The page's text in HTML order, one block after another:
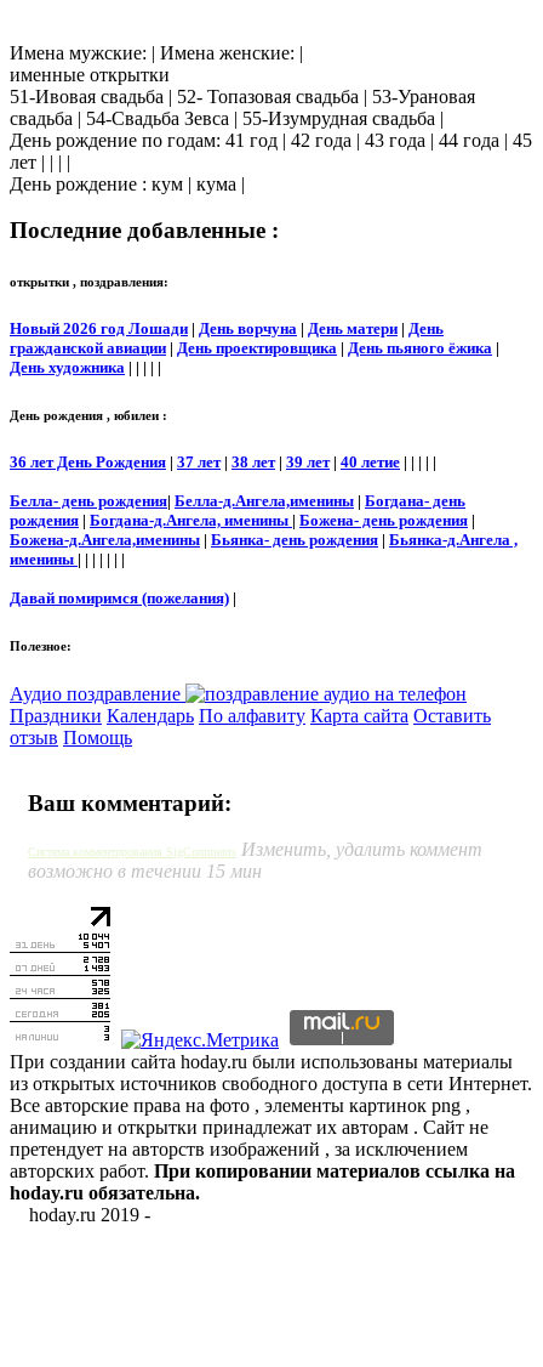
Имена мужские: | Имена женские: |
именные открытки
51-Ивовая свадьба | 52- Топазовая свадьба | 53-Урановая
свадьба | 54-Свадьба Зевса | 55-Изумрудная свадьба |
День рождение по годам: 41 год | 42 года | 43 года | 44 года | 45
лет | | | |
День рождение : кум | кума |
Последние добавленные :
открытки , поздравления:
Новый 2026 год Лошади | День ворчуна | День матери | День
гражданской авиации | День проектировщика | День пьяного ёжика |
День художника | | | | |
День рождения , юбилеи :
36 лет День Рождения | 37 лет| 38 лет| 39 лет| 40 летие | | | | |
Белла- день рождения| Белла-д.Ангела,именины | Богдана- день
рождения | Богдана-д.Ангела, именины | Божена- день рождения |
Божена-д.Ангела,именины | Бьянка- день рождения | Бьянка-д.Ангела ,
именины | | | | | | |
Давай помиримся (пожелания) |
Полезное:
Аудио поздравление
Праздники Календарь По алфавиту Карта сайта Оставить
отзыв Помощь
Ваш комментарий:
Система комментирования SigComments Изменить, удалить коммент
возможно в течении 15 мин
При создании сайта hoday.ru были использованы материалы
из открытых источников свободного доступа в сети Интернет.
Все авторские права на фото , элементы картинок png ,
анимацию и открытки принадлежат их авторам . Сайт не
претендует на авторств изображений , за исключением
авторских работ. При копировании материалов ссылка на
hoday.ru обязательна.
hoday.ru 2019 -